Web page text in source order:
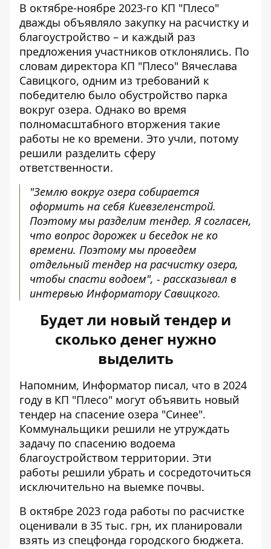
В октябре-ноябре 2023-го КП "Плесо"
дважды объявляло закупку на расчистку и
благоустройство – и каждый раз
предложения участников отклонялись. По
словам директора КП "Плесо" Вячеслава
Савицкого, одним из требований к
победителю было обустройство парка
вокруг озера. Однако во время
полномасштабного вторжения такие
работы не ко времени. Это учли, потому
решили разделить сферу
ответственности.
"Землю вокруг озера собирается
оформить на себя Киевзеленстрой.
Поэтому мы разделим тендер. Я согласен,
что вопрос дорожек и беседок не ко
времени. Поэтому мы проведем
отдельный тендер на расчистку озера,
чтобы спасти водоем", - рассказывал в
интервью Информатору Савицкого.
Будет ли новый тендер и
сколько денег нужно
выделить
Напомним, Информатор писал, что в 2024
году в КП "Плесо" могут объявить новый
тендер на спасение озера "Синее".
Коммунальщики решили не утруждать
задачу по спасению водоема
благоустройством территории. Эти
работы решили убрать и сосредоточиться
исключительно на выемке почвы.
В октябре 2023 года работы по расчистке
оценивали в 35 тыс. грн, их планировали
взять из спецфонда городского бюджета.